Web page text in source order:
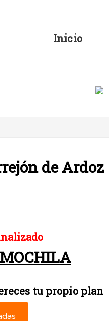
Inicio
de Ardoz
tu propio plan